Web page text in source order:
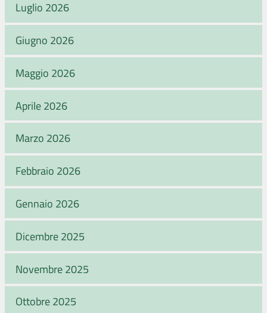
Luglio 2026
Giugno 2026
Maggio 2026
Aprile 2026
Marzo 2026
Febbraio 2026
Gennaio 2026
Dicembre 2025
Novembre 2025
Ottobre 2025